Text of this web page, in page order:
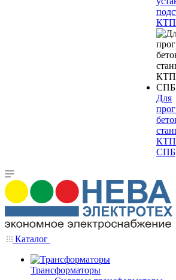
Для
СПБ
Каталог
Трансформаторы